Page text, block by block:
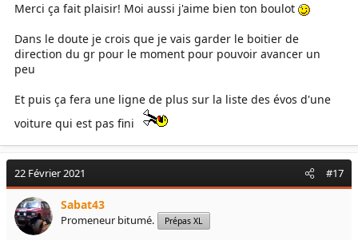
Merci ça fait plaisir! Moi aussi j'aime bien ton boulot
Dans le doute je crois que je vais garder le boitier de
direction du gr pour le moment pour pouvoir avancer un
peu
Et puis ça fera une ligne de plus sur la liste des évos d'une
voiture qui est pas fini
22 Février 2021 #17
Sabat43
Promeneur bitumé. Prépas XL